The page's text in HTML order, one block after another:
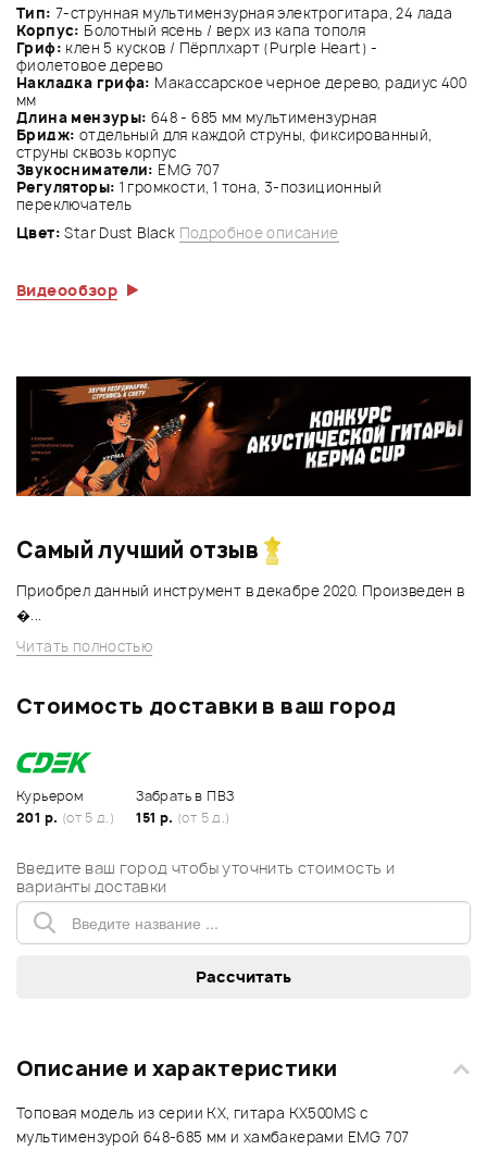
Тип: 7-струнная мультимензурная электрогитара, 24 лада
Корпус: Болотный ясень / верх из капа тополя
Гриф: клен 5 кусков / Пёрплхарт (Purple Heart) -
фиолетовое дерево
Накладка грифа: Макассарское черное дерево, радиус 400
мм
Длина мензуры: 648 - 685 мм мультимензурная
Бридж: отдельный для каждой струны, фиксированный,
струны сквозь корпус
Звукосниматели: EMG 707
Регуляторы: 1 громкости, 1 тона, 3-позиционный
переключатель
Цвет:Star Dust Black Подробное описание
Видеообзор
Самый лучший отзыв
Приобрел данный инструмент в декабре 2020. Произведен в
�...
Читать полностью
Стоимость доставки в ваш город
Курьером
201 р. (от 5 д.)
Забрать в ПВЗ
151 р. (от 5 д.)
Введите ваш город чтобы уточнить стоимость и
варианты доставки
Описание и характеристики
Топовая модель из серии KX, гитара KX500MS с
мультимензурой 648-685 мм и хамбакерами EMG 707